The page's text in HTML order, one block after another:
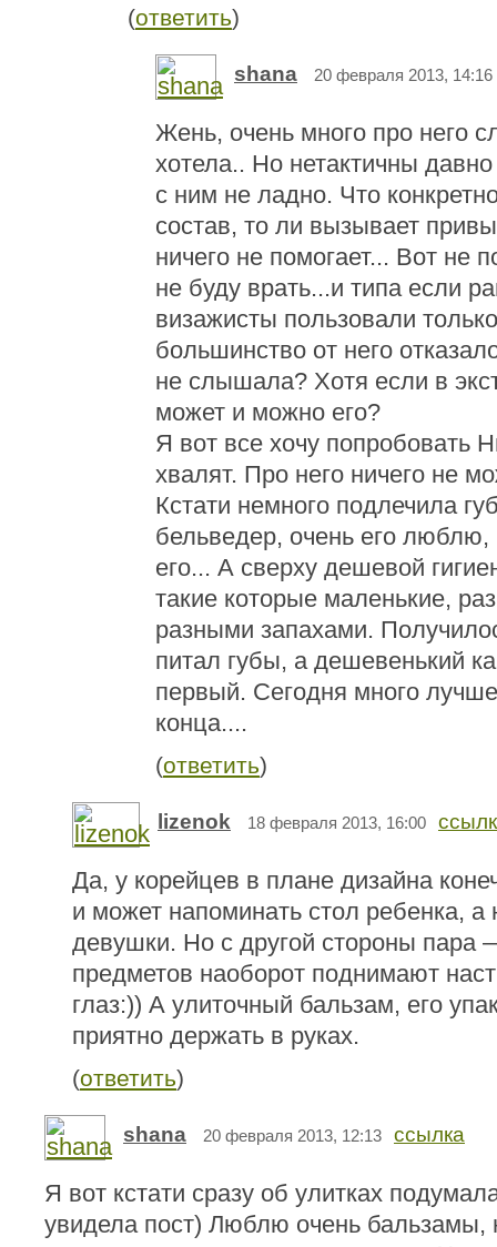
(ответить)
shana 20 февраля 2013, 14:16
Жень, очень много про него
хотела.. Но нетактичны
с ним не ладно. Что
состав, то ли вызывает
ничего не помогает... Вот не
не буду врать...и типа если
визажисты пользовали
большинство от него
не слышала? Хотя если в
может и можно его?
Я вот все хочу попробовать
хвалят. Про него ничего не
Кстати немного подлечила
бельведер, очень его люблю,
его... А сверху дешевой
такие которые маленькие,
разными запахами.
питал губы, а дешевенький
первый. Сегодня много
конца....
(ответить)
lizenok 18 февраля 2013, 16:00
Да, у корейцев в плане дизайна
и может напоминать стол ребенка, а
девушки. Но с другой стороны пара
предметов наоборот поднимают
глаз:)) А улиточный бальзам, его
приятно держать в руках.
(ответить)
shana 20 февраля 2013, 12:13 ссылка
Я вот кстати сразу об улитках
увидела пост) Люблю очень бальзамы,